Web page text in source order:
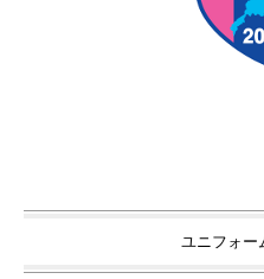
ユニフォー